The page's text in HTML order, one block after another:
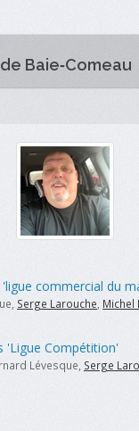
Baie‑Comeau
commercial du
Serge Larouche Michel
'Ligue Compétition'
Lévesque, Serge